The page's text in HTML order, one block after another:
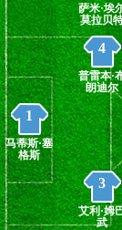
(助攻:
1
马蒂斯·塞
格斯
3
艾利·姆
武
4
普雷本·
朗迪尔
萨米·埃
莫拉贝